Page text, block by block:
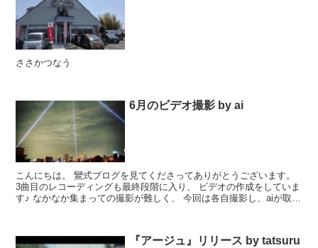
ささかつなう
6月のビデオ撮影 by ai
こんにちは。 鸞式ブログを見てくださってありがとうございます。
3曲目のレコーディングも最終段階に入り、 ビデオの作成をしていま
す♪ なかなか集まっての撮影が難しく、 今回は各自撮影し、aiが取り
『アージュ』リリース by tatsuru